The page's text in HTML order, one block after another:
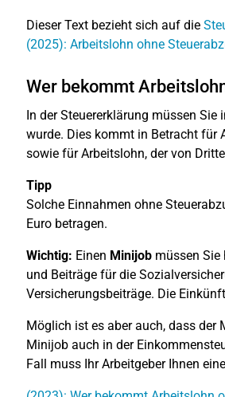
Dieser Text bezieht sich auf die
(2025): Arbeitslohn ohne
Wer bekommt
In der Steuererklärung müssen Sie
wurde. Dies kommt in Betracht für
sowie für Arbeitslohn, der von
Tipp
Solche Einnahmen ohne
Euro betragen.
Wichtig: Einen Minijobmüssen Sie
und Beiträge für die
Versicherungsbeiträge. Die
Möglich ist es aber auch, dass der
Minijob auch in der
Fall muss Ihr Arbeitgeber Ihnen